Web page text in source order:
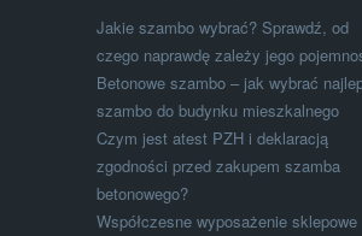
Jakie szambo wybrać? Sprawdź, od
czego naprawdę zależy jego
Betonowe szambo – jak wybrać
szambo do budynku mieszkalnego
Czym jest atest PZH i deklaracją
zgodności przed zakupem szamba
betonowego?
Współczesne wyposażenie sklepowe